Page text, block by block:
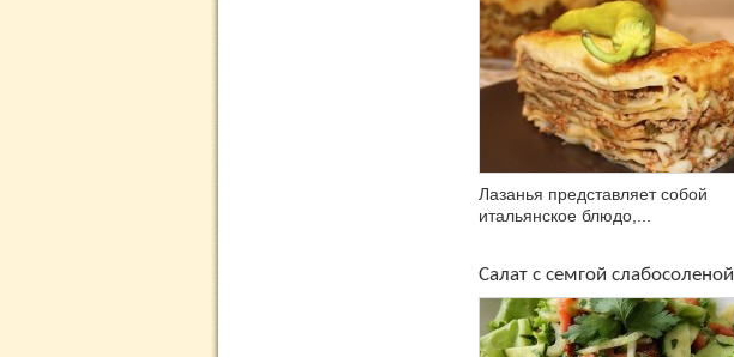
Лазанья представляет собой
итальянское блюдо,...
Салат с семгой слабосоленой